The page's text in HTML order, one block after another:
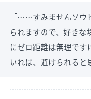
「……すみませんソウ
られますので、好きな
にゼロ距離は無理で
いれば、避けられると